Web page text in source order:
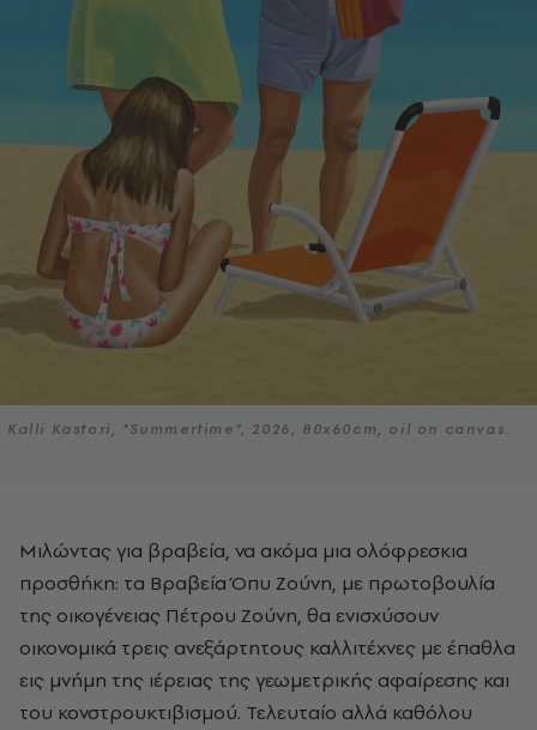
Kalli Kastori, “Summertime“, 2026, 80x60cm, oil on canvas.
Μιλώντας για βραβεία, να ακόμα μια ολόφρεσκια
προσθήκη: τα Βραβεία Όπυ Ζούνη, με πρωτοβουλία
της οικογένειας Πέτρου Ζούνη, θα ενισχύσουν
οικονομικά τρεις ανεξάρτητους καλλιτέχνες με έπαθλα
εις μνήμη της ιέρειας της γεωμετρικής αφαίρεσης και
του κονστρουκτιβισμού. Τελευταίο αλλά καθόλου